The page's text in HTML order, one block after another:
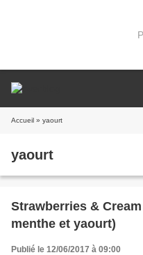
Accueil » yaourt
yaourt
Strawberries &
menthe et yaourt)
Publié le 12/06/2017 à 09:00